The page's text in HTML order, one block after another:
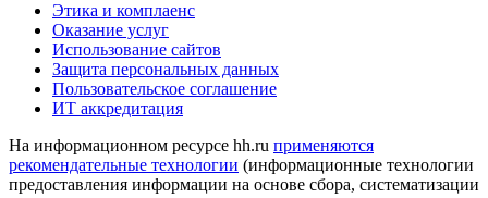
Этика и комплаенс
Оказание услуг
Использование сайтов
Защита персональных данных
Пользовательское соглашение
ИТ аккредитация
На информационном ресурсе hh.ru применяются
рекомендательные технологии (информационные технологии
предоставления информации на основе сбора, систематизации